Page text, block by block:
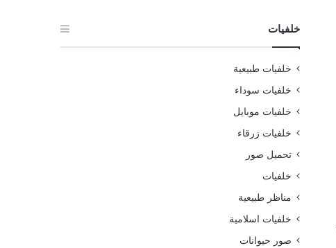
خلفيات
خلفيات طبيعية
خلفيات سوداء
خلفيات موبايل
خلفيات زرقاء
تحميل صور
خلفيات
مناظر طبيعية
خلفيات اسلامية
صور حيوانات